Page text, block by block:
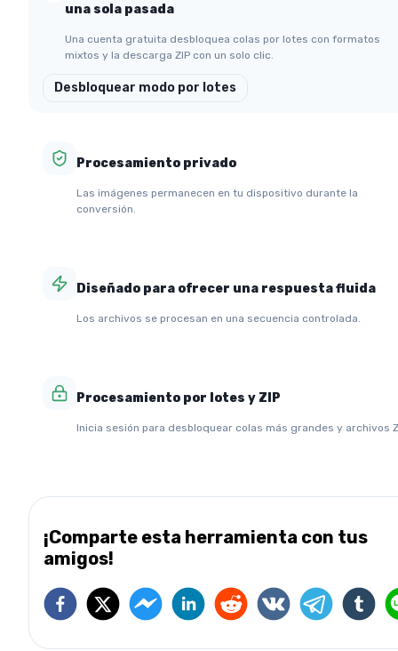
una sola pasada
Una cuenta gratuita desbloquea colas por lotes con formatos
mixtos y la descarga ZIP con un solo clic.
Desbloquear modo por lotes
Procesamiento privado
Las imágenes permanecen en tu dispositivo durante la
conversión.
Diseñado para ofrecer una respuesta fluida
Los archivos se procesan en una secuencia controlada.
Procesamiento por lotes y ZIP
Inicia sesión para desbloquear colas más grandes y archivos
¡Comparte esta herramienta con tus
amigos!